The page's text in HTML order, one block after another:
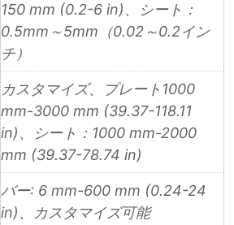
150 mm (0.2-6 in)、シート：
0.5mm～5mm（0.02～0.2イン
チ）
カスタマイズ、プレート1000
mm-3000 mm (39.37-118.11
in)、シート：1000 mm-2000
mm (39.37-78.74 in)
バー: 6 mm-600 mm (0.24-24
in)、カスタマイズ可能